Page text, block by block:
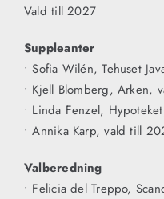
Vald till 2027
Suppleanter
• Sofia Wilén, Tehuset
• Kjell Blomberg, Arken,
• Linda Fenzel,
• Annika Karp, vald till
Valberedning
• Felicia del Treppo,